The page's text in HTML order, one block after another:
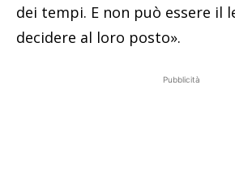
dei tempi. E non può essere il
decidere al loro posto».
Pubblicità